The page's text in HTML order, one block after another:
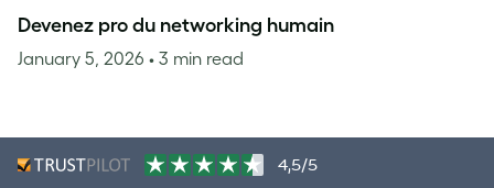
Devenez pro du networking humain
January 5, 2026 • 3 min read
4,5/5